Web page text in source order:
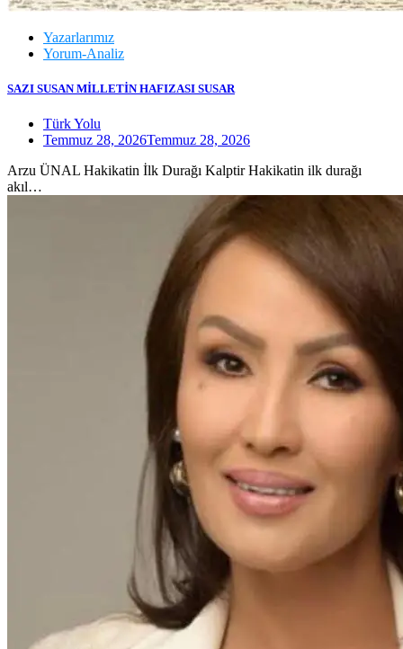
Yazarlarımız
Yorum-Analiz
SAZI SUSAN MİLLETİN HAFIZASI SUSAR
Türk Yolu
Temmuz 28, 2026Temmuz 28, 2026
Arzu ÜNAL Hakikatin İlk Durağı Kalptir Hakikatin ilk durağı
akıl…